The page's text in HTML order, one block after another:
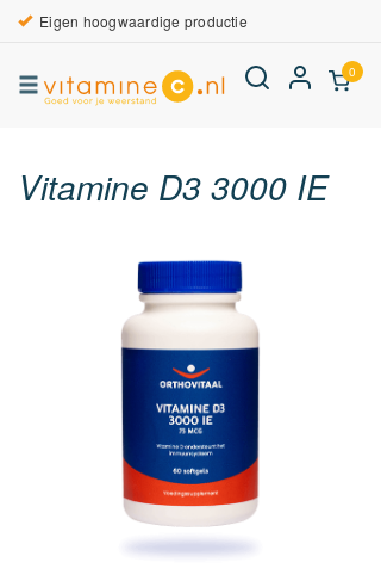
Eigen hoogwaardige productie
0
Vitamine D3 3000 IE